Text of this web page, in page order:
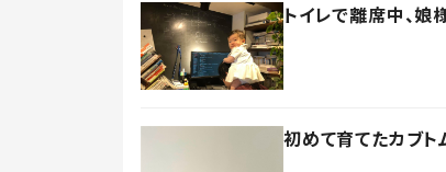
トイレで離席中、
初めて育てたカブ